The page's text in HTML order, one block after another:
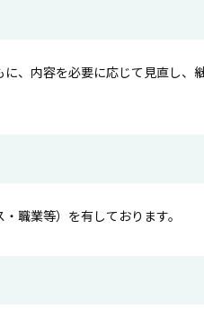
、内容を必要に応じて見直し、
職業等）を有しております。